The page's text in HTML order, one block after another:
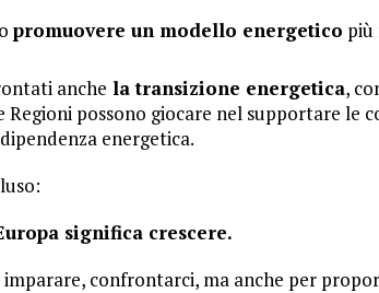
promuovere un modello energetico più
anche la transizione energetica,
Regioni possono giocare nel supportare le
energetica.
significa crescere.
imparare, confrontarci, ma anche per